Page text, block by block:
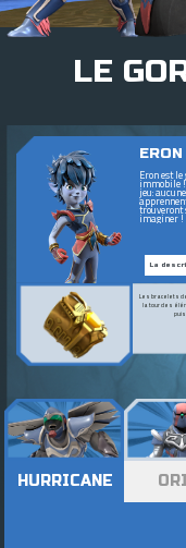
LE
ERON
Eron est
immobile !
jeu:
trouveront
imaginer !
La
Les bracelets
la tour des
HURRICANE